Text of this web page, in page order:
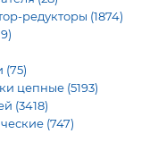
редукторы (1874)
цепные (5193)
(3418)
(747)